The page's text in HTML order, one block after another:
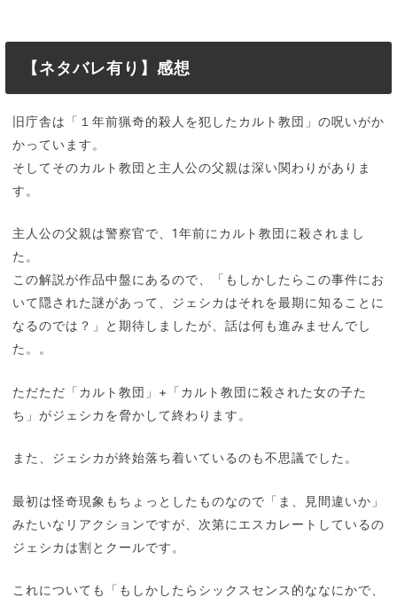
【ネタバレ有り】感想
旧庁舎は「１年前猟奇的殺人を犯したカルト教団」の呪いがか
かっています。
そしてそのカルト教団と主人公の父親は深い関わりがありま
す。
主人公の父親は警察官で、1年前にカルト教団に殺されまし
た。
この解説が作品中盤にあるので、「もしかしたらこの事件にお
いて隠された謎があって、ジェシカはそれを最期に知ることに
なるのでは？」と期待しましたが、話は何も進みませんでし
た。。
ただただ「カルト教団」+「カルト教団に殺された女の子た
ち」がジェシカを脅かして終わります。
また、ジェシカが終始落ち着いているのも不思議でした。
最初は怪奇現象もちょっとしたものなので「ま、見間違いか」
みたいなリアクションですが、次第にエスカレートしているの
ジェシカは割とクールです。
これについても「もしかしたらシックスセンス的ななにかで、